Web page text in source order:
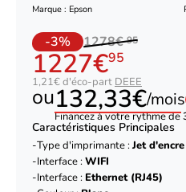
Marque : Epson
-3% 1278€ 95
1227€95
1,21€ d'éco-part DEEE
ou132,33€/mois
Financez à votre rythme de
Caractéristiques Principales
Type d'imprimante :Jet d'encre
Interface :WIFI
Interface : Ethernet (RJ45)